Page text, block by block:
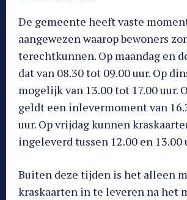
De gemeente heeft vaste
aangewezen waarop bewoners
terechtkunnen. Op maandag en
dat van 08.30 tot 09.00 uur. Op
mogelijk van 13.00 tot 17.00 uur.
geldt een inlevermoment van
uur. Op vrijdag kunnen
ingeleverd tussen 12.00 en 13.00
Buiten deze tijden is het alleen
kraskaarten in te leveren na het